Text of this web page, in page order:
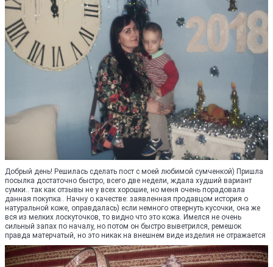
Добрый день! Решилась сделать пост с моей любимой сумченкой) Пришла
посылка достаточно быстро, всего две недели, ждала худший вариант
сумки.. так как отзывы не у всех хорошие, но меня очень порадовала
данная покупка.. Начну о качестве: заявленная продавцом история о
натуральной коже, оправдалась) если немного отвернуть кусочки, она же
вся из мелких лоскуточков, то видно что это кожа. Имелся не очень
сильный запах по началу, но потом он быстро выветрился, ремешок
правда матерчатый, но это никак на внешнем виде изделия не отражается